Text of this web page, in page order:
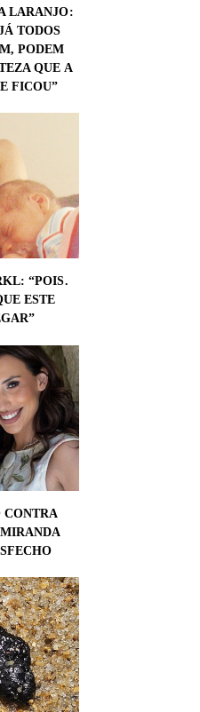
LARANJO:
TODOS
PODEM
QUE A
FICOU”
“POIS.
ESTE
CONTRA